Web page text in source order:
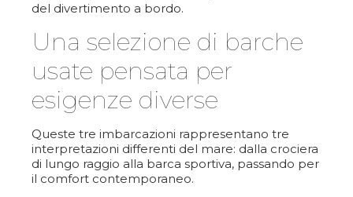
del divertimento a bordo.
Una selezione di barche
usate pensata per
esigenze diverse
Queste tre imbarcazioni rappresentano tre
interpretazioni differenti del mare: dalla crociera
di lungo raggio alla barca sportiva, passando per
il comfort contemporaneo.